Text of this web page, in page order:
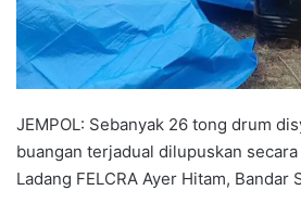
l
JEMPOL: Sebanyak 26 tong drum
buangan terjadual dilupuskan
Ladang FELCRA Ayer Hitam, Bandar